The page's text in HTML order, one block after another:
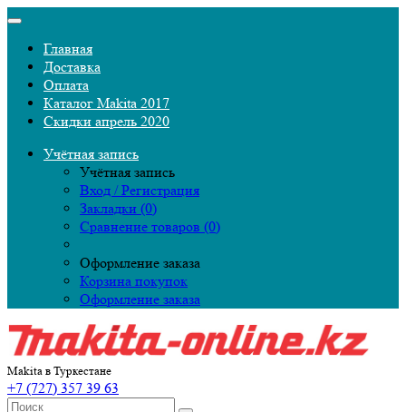
Главная
Доставка
Оплата
Каталог Makita 2017
Скидки апрель 2020
Учётная запись
Учётная запись
Вход / Регистрация
Закладки (0)
Сравнение товаров (0)
Оформление заказа
Корзина покупок
Оформление заказа
Makita в Туркестане
+7 (727) 357 39 63